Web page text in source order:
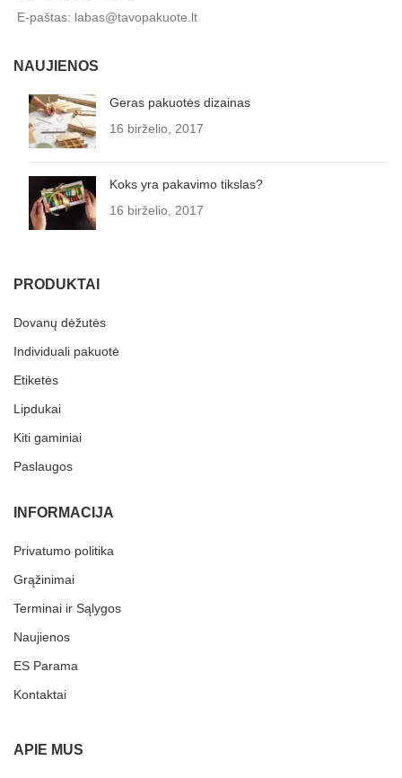
E-paštas: labas@tavopakuote.lt
NAUJIENOS
Geras pakuotės dizainas
16 birželio, 2017
Koks yra pakavimo tikslas?
16 birželio, 2017
PRODUKTAI
Dovanų dėžutės
Individuali pakuotė
Etiketės
Lipdukai
Kiti gaminiai
Paslaugos
INFORMACIJA
Privatumo politika
Grąžinimai
Terminai ir Sąlygos
Naujienos
ES Parama
Kontaktai
APIE MUS